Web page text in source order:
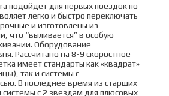
подойдет для первых поездок по
легко и быстро переключать
и изготовлены из
что “выливается” в особую
Оборудование
Рассчитано на 8-9 скоростное
имеет стандарты как «квадрат»
так и системы с
В последнее время из старших
системы с 2 звездам для плюсовых